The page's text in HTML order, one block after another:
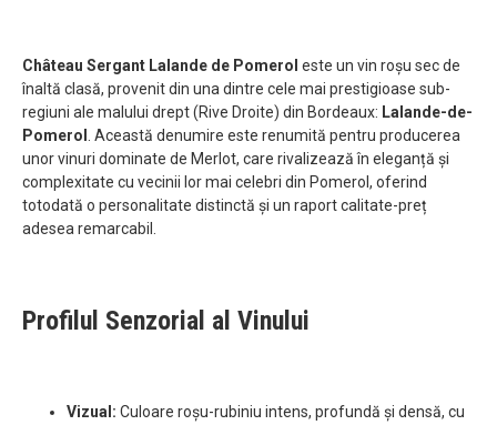
Château Sergant Lalande de Pomerol este un vin roșu sec de
înaltă clasă, provenit din una dintre cele mai prestigioase sub-
regiuni ale malului drept (Rive Droite) din Bordeaux: Lalande-de-
Pomerol . Această denumire este renumită pentru producerea
unor vinuri dominate de Merlot, care rivalizează în eleganță și
complexitate cu vecinii lor mai celebri din Pomerol, oferind
totodată o personalitate distinctă și un raport calitate-preț
adesea remarcabil.
Profilul Senzorial al Vinului
Vizual: Culoare roșu-rubiniu intens, profundă și densă, cu